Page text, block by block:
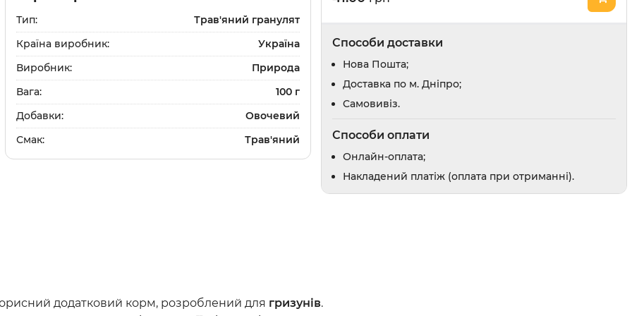
щітки
Шампуні
Доглядова косметика
Парфуми та одеколони
Відлякувачі та засоби від погризів
Засоби для привчання
Протипаразитарні засоби
щітки
Засоби для дому
Доглядова косметика
Тип:
Трав'яний гранулят
Країна виробник:
Україна
Виробник:
Природа
Вага:
100 г
Добавки:
Овочевий
Смак:
Трав'яний
Способи доставки
Нова Пошта;
Доставка по м. Дніпро;
Cамовивіз.
Способи оплати
Онлайн-оплата;
Накладений платіж (оплата при отриманні).
додатковий корм, розроблений для гризунів.